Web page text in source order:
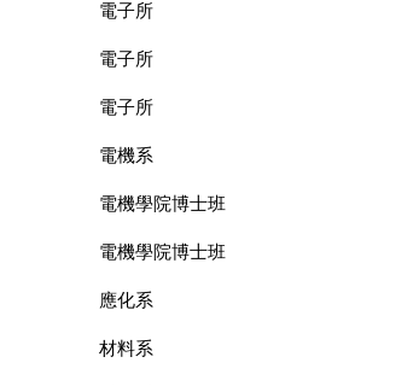
電子所
電子所
電子所
電機系
電機學院博士班
電機學院博士班
應化系
材料系